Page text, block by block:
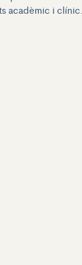
acadèmic i clínic.